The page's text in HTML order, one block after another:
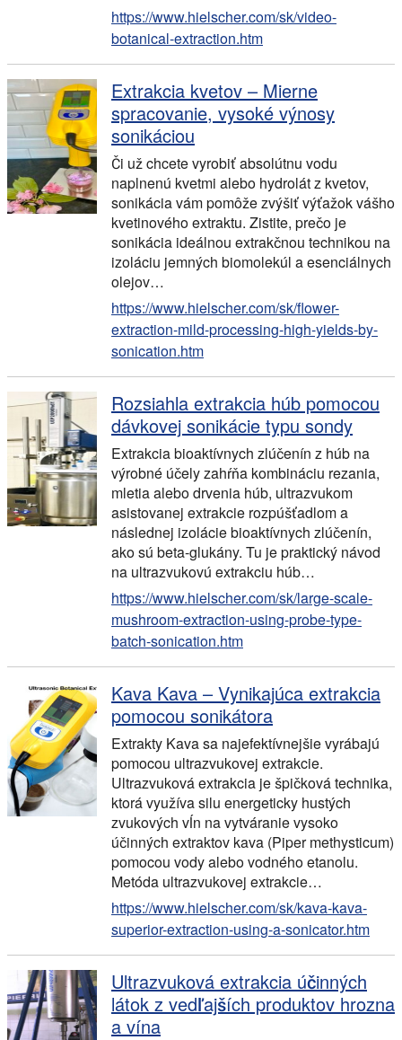
https://www.hielscher.com/sk/video-
botanical-extraction.htm
Extrakcia kvetov – Mierne
spracovanie, vysoké výnosy
sonikáciou
Či už chcete vyrobiť absolútnu vodu
naplnenú kvetmi alebo hydrolát z kvetov,
sonikácia vám pomôže zvýšiť výťažok vášho
kvetinového extraktu. Zistite, prečo je
sonikácia ideálnou extrakčnou technikou na
izoláciu jemných biomolekúl a esenciálnych
olejov…
https://www.hielscher.com/sk/flower-
extraction-mild-processing-high-yields-by-
sonication.htm
Rozsiahla extrakcia húb pomocou
dávkovej sonikácie typu sondy
Extrakcia bioaktívnych zlúčenín z húb na
výrobné účely zahŕňa kombináciu rezania,
mletia alebo drvenia húb, ultrazvukom
asistovanej extrakcie rozpúšťadlom a
následnej izolácie bioaktívnych zlúčenín,
ako sú beta-glukány. Tu je praktický návod
na ultrazvukovú extrakciu húb…
https://www.hielscher.com/sk/large-scale-
mushroom-extraction-using-probe-type-
batch-sonication.htm
Kava Kava – Vynikajúca extrakcia
pomocou sonikátora
Extrakty Kava sa najefektívnejšie vyrábajú
pomocou ultrazvukovej extrakcie.
Ultrazvuková extrakcia je špičková technika,
ktorá využíva silu energeticky hustých
zvukových vĺn na vytváranie vysoko
účinných extraktov kava (Piper methysticum)
pomocou vody alebo vodného etanolu.
Metóda ultrazvukovej extrakcie…
https://www.hielscher.com/sk/kava-kava-
superior-extraction-using-a-sonicator.htm
Ultrazvuková extrakcia účinných
látok z vedľajších produktov hrozna
a vína